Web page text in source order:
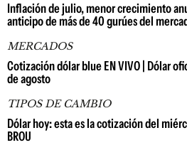
Inflación de julio, menor crecimiento
anticipo de más de 40 gurúes del
MERCADOS
Cotización dólar blue EN VIVO | Dólar
de agosto
TIPOS DE CAMBIO
Dólar hoy: esta es la cotización del
BROU